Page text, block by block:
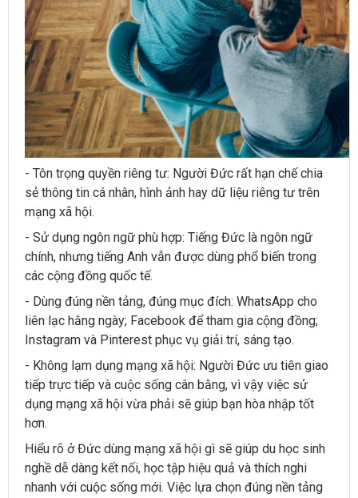
- Tôn trọng quyền riêng tư: Người Đức rất hạn chế chia
sẻ thông tin cá nhân, hình ảnh hay dữ liệu riêng tư trên
mạng xã hội.
- Sử dụng ngôn ngữ phù hợp: Tiếng Đức là ngôn ngữ
chính, nhưng tiếng Anh vẫn được dùng phổ biến trong
các cộng đồng quốc tế.
- Dùng đúng nền tảng, đúng mục đích: WhatsApp cho
liên lạc hằng ngày; Facebook để tham gia cộng đồng;
Instagram và Pinterest phục vụ giải trí, sáng tạo.
- Không lạm dụng mạng xã hội: Người Đức ưu tiên giao
tiếp trực tiếp và cuộc sống cân bằng, vì vậy việc sử
dụng mạng xã hội vừa phải sẽ giúp bạn hòa nhập tốt
hơn.
Hiểu rõ ở Đức dùng mạng xã hội gì sẽ giúp du học sinh
nghề dễ dàng kết nối, học tập hiệu quả và thích nghi
nhanh với cuộc sống mới. Việc lựa chọn đúng nền tảng